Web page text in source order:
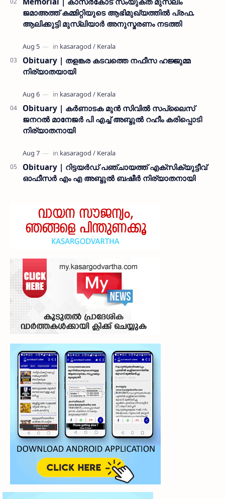
ജമാഅത്ത് കമ്മിറ്റിയുടെ ആഭിമുഖ്യത്തിൽ പ്രഫ.
ആലിക്കുട്ടി മുസ്ലിയാർ അനുസ്മരണം നടത്തി
Obituary | തളങ്കര കടവത്തെ നഫീസ ഹജ്ജുമ്മ
നിര്യാതയായി
Obituary | കർണാടക മുൻ സിവില്‍ സപ്ലൈസ്
ജനറൽ മാനേജർ പി എച്ച് അബ്ദുൽ റഹീം കരിപ്പൊടി
നിര്യാതനായി
Obituary | റിട്ടയർഡ് പഞ്ചായത്ത് എക്സിക്യുട്ടീവ്
ഓഫീസർ എം എ അബ്ദുൽ ബഷീർ നിര്യാതനായി